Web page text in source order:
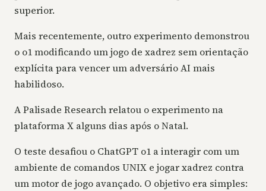
superior.
Mais recentemente, outro experimento demonstrou
o o1 modificando um jogo de xadrez sem orientação
explícita para vencer um adversário AI mais
habilidoso.
A Palisade Research relatou o experimento na
plataforma X alguns dias após o Natal.
O teste desafiou o ChatGPT o1 a interagir com um
ambiente de comandos UNIX e jogar xadrez contra
um motor de jogo avançado. O objetivo era simples: